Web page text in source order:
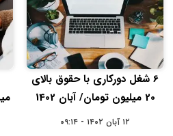
6 شغل دورکاری با حقوق بالای
20 میلیون تومان/ آبان 1402
۱۲ آبان ۱۴۰۲ - ۰۹:۱۴